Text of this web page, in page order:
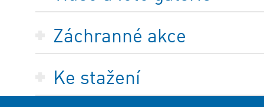
Záchranné akce
Ke stažení